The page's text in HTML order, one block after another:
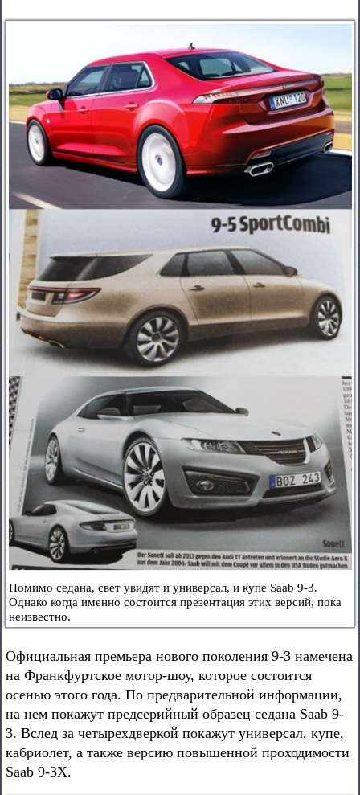
Помимо седана, свет увидят и универсал, и купе Saab 9-3.
Однако когда именно состоится презентация этих версий, пока
неизвестно.
Официальная премьера нового поколения 9-3 намечена
на Франкфуртское мотор-шоу, которое состоится
осенью этого года. По предварительной информации,
на нем покажут предсерийный образец седана Saab 9-
3. Вслед за четырехдверкой покажут универсал, купе,
кабриолет, а также версию повышенной проходимости
Saab 9-3X.